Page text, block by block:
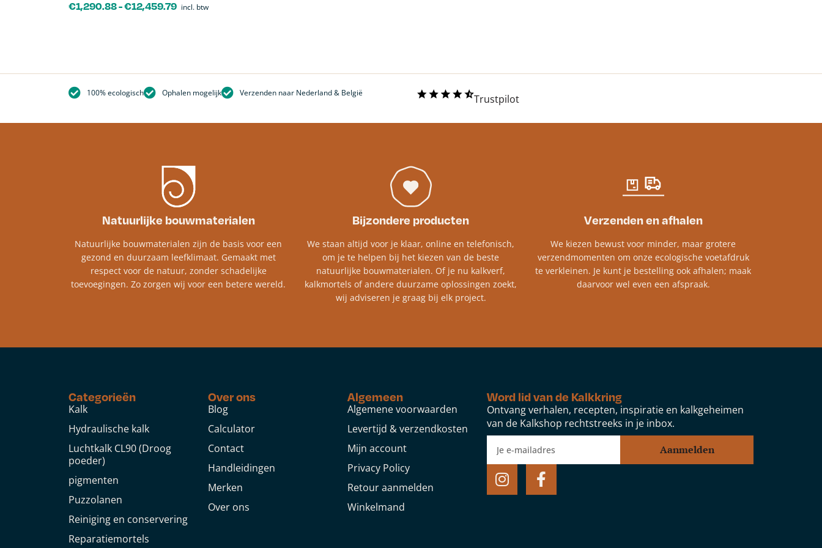
€1,290.88-€12,459.79 incl. btw
100% ecologisch Ophalen mogelijk Verzenden naar Nederland & België Trustpilot
Natuurlijke bouwmaterialen
Natuurlijke bouwmaterialen zijn de basis voor een
gezond en duurzaam leefklimaat. Gemaakt met
respect voor de natuur, zonder schadelijke
toevoegingen. Zo zorgen wij voor een betere wereld.
Bijzondere producten
We staan altijd voor je klaar, online en telefonisch,
om je te helpen bij het kiezen van de beste
natuurlijke bouwmaterialen. Of je nu kalkverf,
kalkmortels of andere duurzame oplossingen zoekt,
wij adviseren je graag bij elk project.​
Verzenden en afhalen
We kiezen bewust voor minder, maar grotere
verzendmomenten om onze ecologische voetafdruk
te verkleinen. Je kunt je bestelling ook afhalen; maak
daarvoor wel even een afspraak.
Categorieën
Kalk
Hydraulische kalk
Luchtkalk CL90 (Droog
poeder)
pigmenten
Puzzolanen
Reiniging en conservering
Reparatiemortels
Over ons
Blog
Calculator
Contact
Handleidingen
Merken
Over ons
Algemeen
Algemene voorwaarden
Levertijd & verzendkosten
Mijn account
Privacy Policy
Retour aanmelden
Winkelmand
Word lid van de Kalkkring
Ontvang verhalen, recepten, inspiratie en kalkgeheimen
van de Kalkshop rechtstreeks in je inbox.
Aanmelden